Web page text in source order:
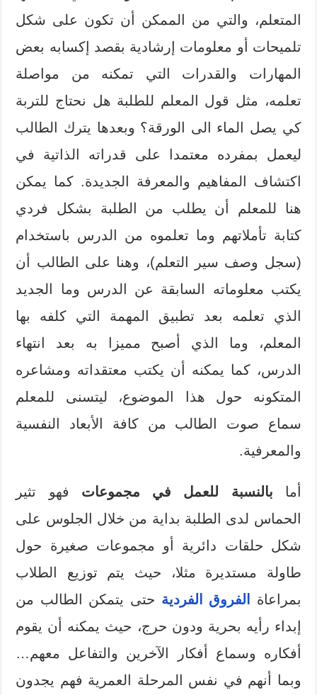
المتعلم، والتي من الممكن أن تكون على شكل
تلميحات أو معلومات إرشادية بقصد إكسابه بعض
المهارات والقدرات التي تمكنه من مواصلة
تعلمه، مثل قول المعلم للطلبة هل نحتاج للتربة
كي يصل الماء الى الورقة؟ وبعدها يترك الطالب
ليعمل بمفرده معتمدا على قدراته الذاتية في
اكتشاف المفاهيم والمعرفة الجديدة. كما يمكن
هنا للمعلم أن يطلب من الطلبة بشكل فردي
كتابة تأملاتهم وما تعلموه من الدرس باستخدام
(سجل وصف سير التعلم)، وهنا على الطالب أن
يكتب معلوماته السابقة عن الدرس وما الجديد
الذي تعلمه بعد تطبيق المهمة التي كلفه بها
المعلم، وما الذي أصبح مميزا به بعد انتهاء
الدرس، كما يمكنه أن يكتب معتقداته ومشاعره
المتكونه حول هذا الموضوع، ليتسنى للمعلم
سماع صوت الطالب من كافة الأبعاد النفسية
والمعرفية.
أما بالنسبة للعمل في مجموعات فهو تثير
الحماس لدى الطلبة بداية من خلال الجلوس على
شكل حلقات دائرية أو مجموعات صغيرة حول
طاولة مستديرة مثلا، حيث يتم توزيع الطلاب
بمراعاة
الفروق الفردية حتى يتمكن الطالب من
إبداء رأيه بحرية ودون حرج، حيث يمكنه أن يقوم
أفكاره وسماع أفكار الآخرين والتفاعل معهم…
وبما أنهم في نفس المرحلة العمرية فهم يجدون